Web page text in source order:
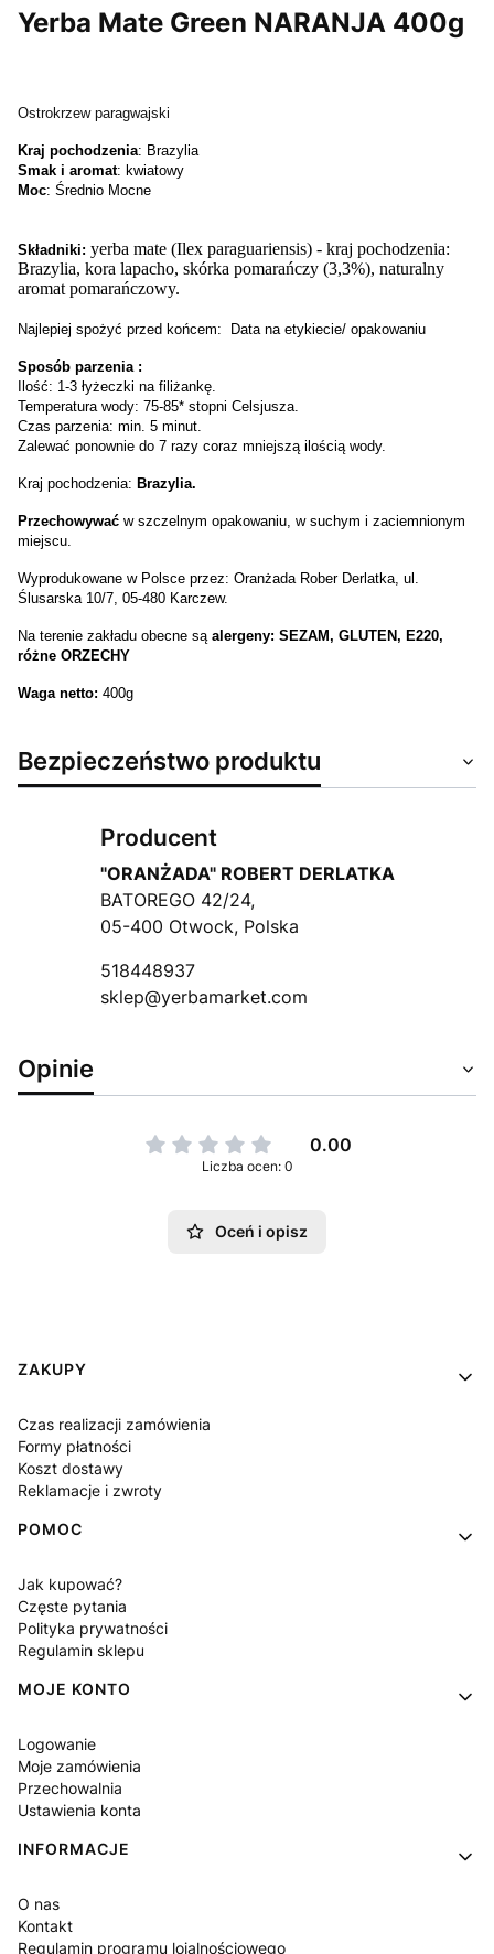
Yerba Mate Green NARANJA 400g
Ostrokrzew paragwajski
Kraj pochodzenia: Brazylia
Smak i aromat: kwiatowy
Moc: Średnio Mocne
Składniki: yerba mate (Ilex paraguariensis) - kraj pochodzenia:
Brazylia, kora lapacho, skórka pomarańczy (3,3%), naturalny
aromat pomarańczowy.
Najlepiej spożyć przed końcem: Data na etykiecie/ opakowaniu
Sposób parzenia :
Ilość: 1-3 łyżeczki na filiżankę.
Temperatura wody: 75-85* stopni Celsjusza.
Czas parzenia: min. 5 minut.
Zalewać ponownie do 7 razy coraz mniejszą ilością wody.
Kraj pochodzenia: Brazylia.
Przechowywać w szczelnym opakowaniu, w suchym i zaciemnionym
miejscu.
Wyprodukowane w Polsce przez: Oranżada Rober Derlatka, ul.
Ślusarska 10/7, 05-480 Karczew.
Na terenie zakładu obecne są alergeny: SEZAM, GLUTEN, E220,
różne ORZECHY
Waga netto: 400g
Bezpieczeństwo produktu
Producent
"ORANŻADA" ROBERT DERLATKA
BATOREGO 42/24,
05-400 Otwock, Polska
518448937
sklep@yerbamarket.com
Opinie
0.00
Liczba ocen: 0
Oceń i opisz
Linki w stopce
ZAKUPY
Czas realizacji zamówienia
Formy płatności
Koszt dostawy
Reklamacje i zwroty
POMOC
Jak kupować?
Częste pytania
Polityka prywatności
Regulamin sklepu
MOJE KONTO
Logowanie
Moje zamówienia
Przechowalnia
Ustawienia konta
INFORMACJE
O nas
Kontakt
Regulamin programu lojalnościowego